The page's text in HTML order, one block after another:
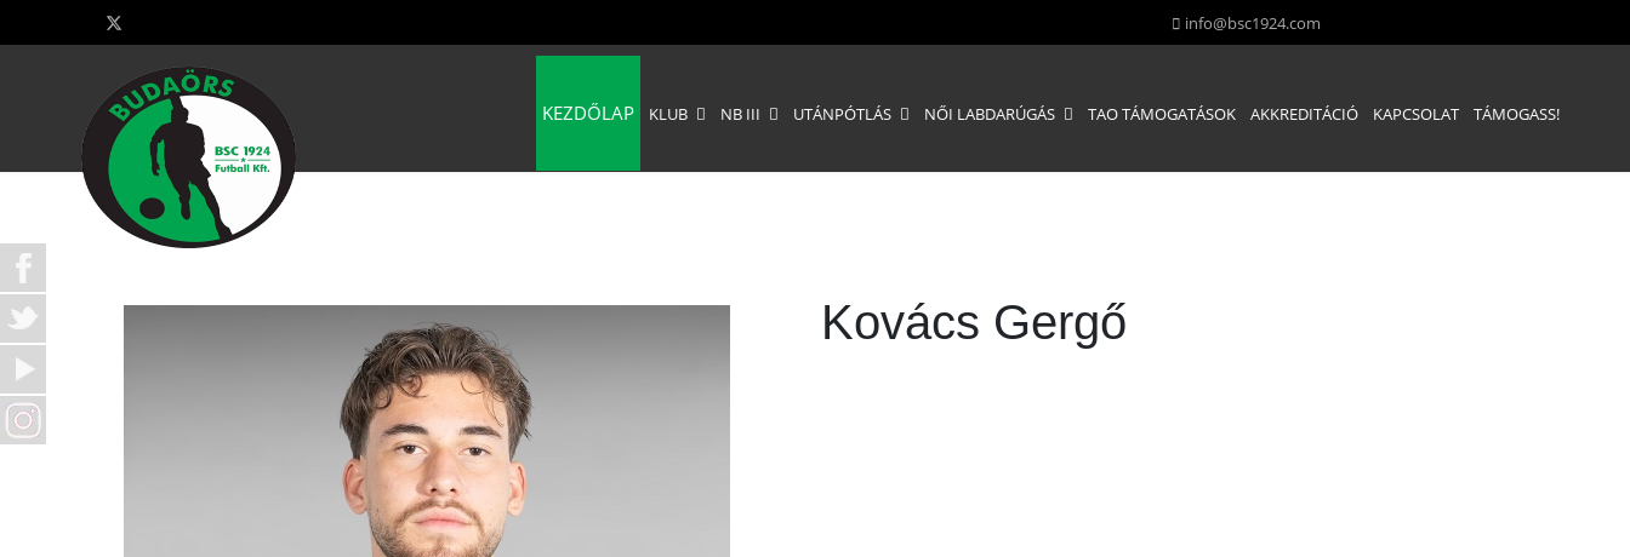
info@bsc1924.com
KEZDŐLAP KLUB NB III UTÁNPÓTLÁS NŐI LABDARÚGÁS TAO TÁMOGATÁSOK AKKREDITÁCIÓ KAPCSOLAT TÁMOGASS!
Kovács Gergő